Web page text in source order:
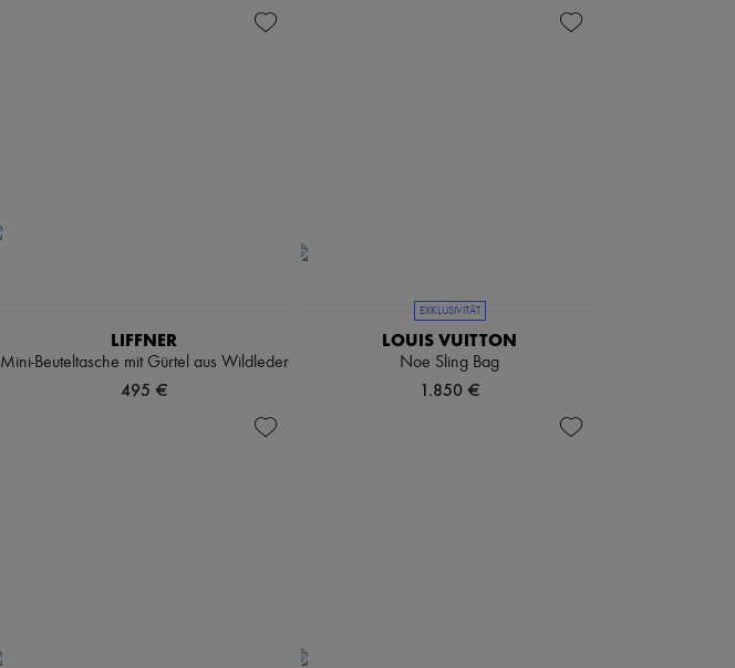
LIFFNER
Mini-Beuteltasche mit Gürtel aus Wildleder
495 €
EXKLUSIVITÄT
LOUIS VUITTON
Noe Sling Bag
1.850 €